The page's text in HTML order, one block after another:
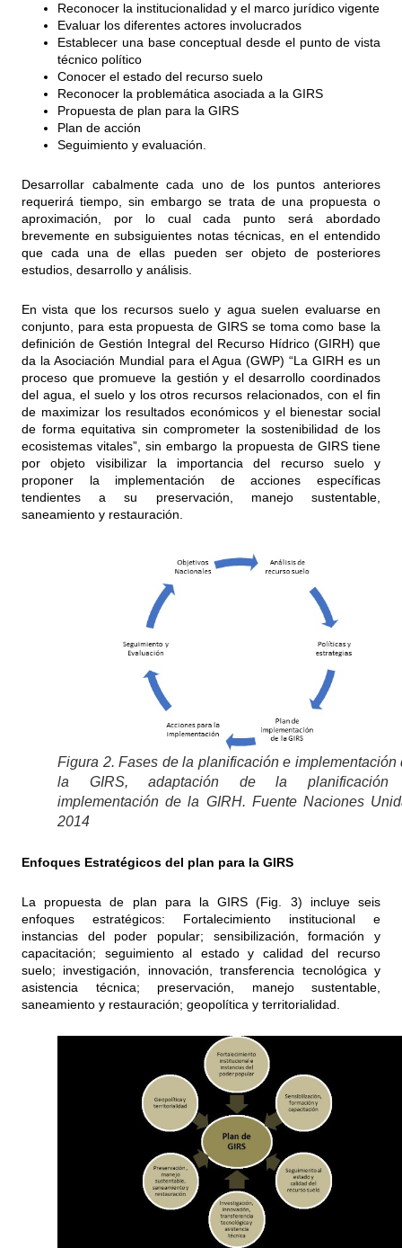
Reconocer la institucionalidad y el marco jurídico vigente
Evaluar los diferentes actores involucrados
Establecer una base conceptual desde el punto de vista
técnico político
Conocer el estado del recurso suelo
Reconocer la problemática asociada a la GIRS
Propuesta de plan para la GIRS
Plan de acción
Seguimiento y evaluación.
Desarrollar cabalmente cada uno de los puntos anteriores
requerirá tiempo, sin embargo se trata de una propuesta o
aproximación, por lo cual cada punto será abordado
brevemente en subsiguientes notas técnicas, en el entendido
que cada una de ellas pueden ser objeto de posteriores
estudios, desarrollo y análisis.
En vista que los recursos suelo y agua suelen evaluarse en
conjunto, para esta propuesta de GIRS se toma como base la
definición de Gestión Integral del Recurso Hídrico (GIRH) que
da la Asociación Mundial para el Agua (GWP) “La GIRH es un
proceso que promueve la gestión y el desarrollo coordinados
del agua, el suelo y los otros recursos relacionados, con el fin
de maximizar los resultados económicos y el bienestar social
de forma equitativa sin comprometer la sostenibilidad de los
ecosistemas vitales”, sin embargo la propuesta de GIRS tiene
por objeto visibilizar la importancia del recurso suelo y
proponer la implementación de acciones específicas
tendientes a su preservación, manejo sustentable,
saneamiento y restauración.
Figura 2. Fases de la planificación e implementación
la GIRS, adaptación de la
implementación de la GIRH. Fuente Naciones
2014
Enfoques Estratégicos del plan para la GIRS
La propuesta de plan para la GIRS (Fig. 3) incluye seis
enfoques estratégicos: Fortalecimiento institucional e
instancias del poder popular; sensibilización, formación y
capacitación; seguimiento al estado y calidad del recurso
suelo; investigación, innovación, transferencia tecnológica y
asistencia técnica; preservación, manejo sustentable,
saneamiento y restauración; geopolítica y territorialidad.